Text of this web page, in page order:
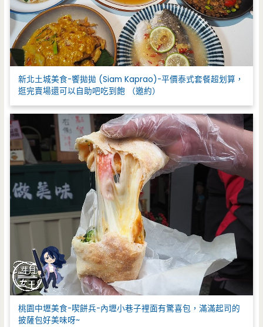
新北土城美食-饗拋拋 (Siam Kaprao)-平價泰式套餐超划算，
逛完賣場還可以自助吧吃到飽 （邀約）
桃園中壢美食-喫餅兵-內壢小巷子裡面有驚喜包，滿滿起司的
披薩包好美味呀~